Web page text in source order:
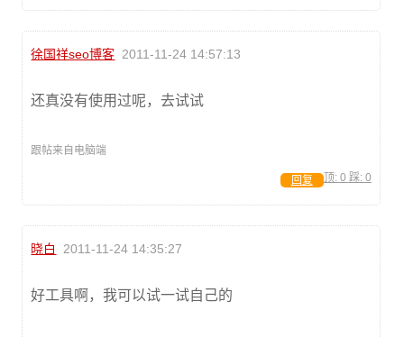
徐国祥seo博客 2011-11-24 14:57:13
还真没有使用过呢，去试试
跟帖来自电脑端
顶: 0 踩: 0
回复
晓白 2011-11-24 14:35:27
好工具啊，我可以试一试自己的